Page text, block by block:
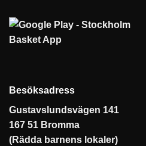
Besöksadress
Gustavslundsvägen 141
167 51 Bromma
(Rädda barnens lokaler)